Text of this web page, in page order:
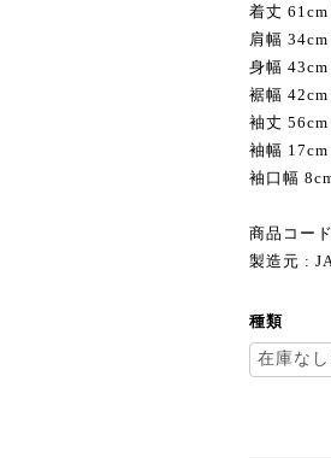
着丈
肩幅
身幅
裾幅
袖丈
袖幅
袖口幅
商品コー
製造元 :
種類